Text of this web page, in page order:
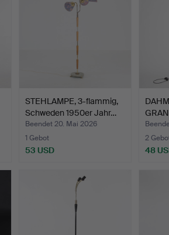
STEHLAMPE, 3-flammig,
Schweden 1950er Jahr…
Beendet 20. Mai 2026
1 Gebot
53 USD
2
48